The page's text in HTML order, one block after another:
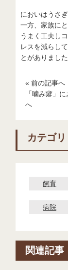
においはうさ
一方、家族に
うまく工夫し
レスを減らし
とがありまし
« 前の記事へ
「噛み癖」
へ
カテゴリ
飼育
病院
関連記事